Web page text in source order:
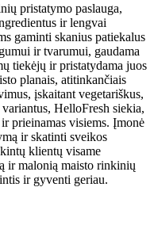
pristatymo paslauga,
ir lengvai
gaminti skanius patiekalus
ir tvarumui, gaudama
tiekėjų ir pristatydama juos
planais, atitinkančiais
įskaitant vegetariškus,
HelloFresh siekia,
prieinamas visiems. Įmonė
ir skatinti sveikos
klientų visame
ir malonią maisto rinkinių
ir gyventi geriau.